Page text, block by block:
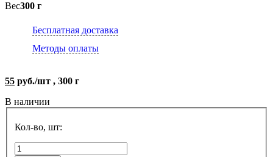
Вес300 г
Бесплатная доставка
Методы оплаты
55 руб./шт , 300 г
В наличии
Кол-во, шт: